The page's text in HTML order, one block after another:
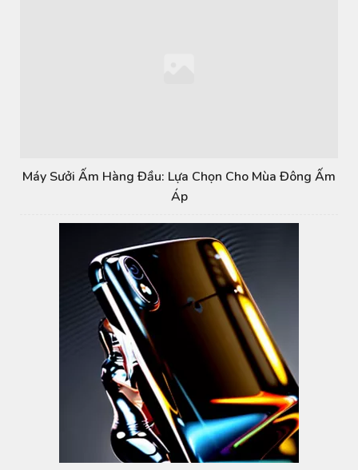
Máy Sưởi Ấm Hàng Đầu: Lựa Chọn Cho Mùa Đông Ấm
Áp